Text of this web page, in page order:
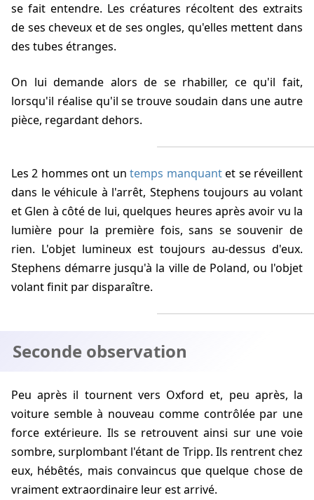
se fait entendre. Les créatures récoltent des extraits
de ses cheveux et de ses ongles, qu'elles mettent dans
des tubes étranges.
On lui demande alors de se rhabiller, ce qu'il fait,
lorsqu'il réalise qu'il se trouve soudain dans une autre
pièce, regardant dehors.
Les 2 hommes ont untemps manquantet se réveillent
dans le véhicule à l'arrêt, Stephens toujours au volant
et Glen à côté de lui, quelques heures après avoir vu la
lumière pour la première fois, sans se souvenir de
rien. L'objet lumineux est toujours au-dessus d'eux.
Stephens démarre jusqu'à la ville de Poland, ou l'objet
volant finit par disparaître.
Seconde observation
Peu après il tournent vers Oxford et, peu après, la
voiture semble à nouveau comme contrôlée par une
force extérieure. Ils se retrouvent ainsi sur une voie
sombre, surplombant l'étant de Tripp. Ils rentrent chez
eux, hébêtés, mais convaincus que quelque chose de
vraiment extraordinaire leur est arrivé.